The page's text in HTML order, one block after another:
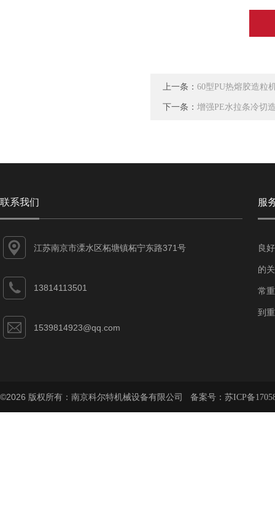
上一条： 60型PU热熔胶造粒
下一条： 增强PE水拉条冷切
联系我们
江苏南京市溧水区柘塘镇柘宁东路371号
13814113501
1539814923@qq.com
服
良
的
常
到
©2026 版权所有：南京科尔特机械设备有限公司 备案号： 苏ICP备